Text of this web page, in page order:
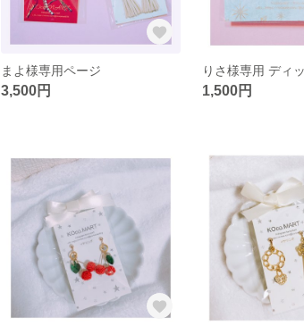
まよ様専用ページ
3,500円 1,500円